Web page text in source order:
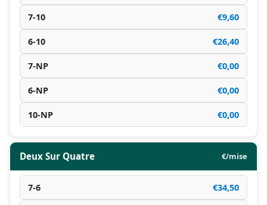
7-10 €9,60
6-10 €26,40
7-NP €0,00
6-NP €0,00
10-NP €0,00
Deux Sur Quatre €/mise
7-6 €34,50